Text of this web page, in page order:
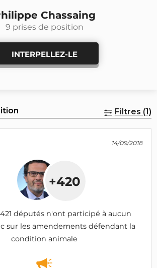
Chassaing
9 prises de position
INTERPELLEZ-LE
Filtres (1)
14/09/2018
+420
421 députés n'ont participé à aucun
sur les amendements défendant la
condition animale